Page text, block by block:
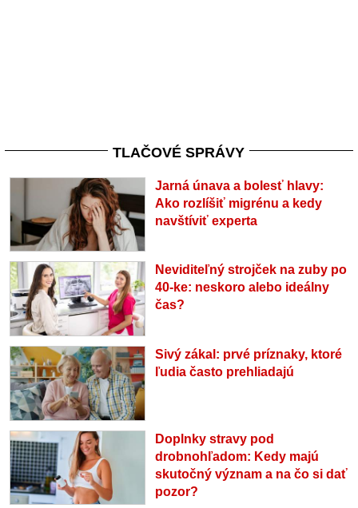
TLAČOVÉ SPRÁVY
Jarná únava a bolesť hlavy:
Ako rozlíšiť migrénu a kedy
navštíviť experta
Neviditeľný strojček na zuby po
40-ke: neskoro alebo ideálny
čas?
Sivý zákal: prvé príznaky, ktoré
ľudia často prehliadajú
Doplnky stravy pod
drobnohľadom: Kedy majú
skutočný význam a na čo si dať
pozor?